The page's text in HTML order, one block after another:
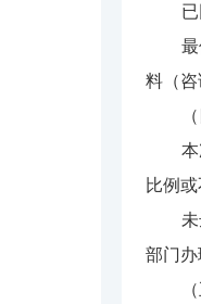
料（咨
比例或
部门办